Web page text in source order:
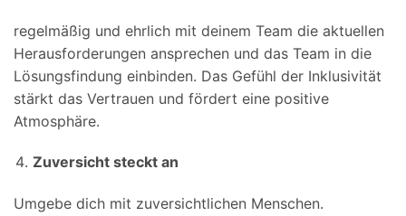
regelmäßig und ehrlich mit deinem Team die aktuellen
Herausforderungen ansprechen und das Team in die
Lösungsfindung einbinden. Das Gefühl der Inklusivität
stärkt das Vertrauen und fördert eine positive
Atmosphäre.
Zuversicht steckt an
Umgebe dich mit zuversichtlichen Menschen.